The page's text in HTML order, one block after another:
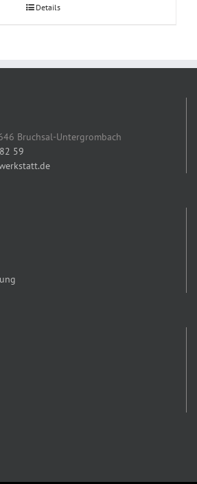
Details
Bruchsal-Untergrombach
59